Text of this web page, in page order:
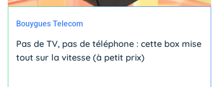
Bouygues Telecom
Pas de TV, pas de téléphone : cette box mise
tout sur la vitesse (à petit prix)